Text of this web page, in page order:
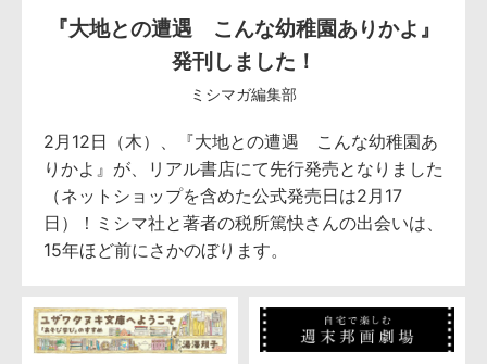
『大地との遭遇 こんな幼稚園ありかよ』
発刊しました！
ミシマガ編集部
2月12日（木）、『大地との遭遇 こんな幼稚園あ
りかよ』が、リアル書店にて先行発売となりました
（ネットショップを含めた公式発売日は2月17
日）！ミシマ社と著者の税所篤快さんの出会いは、
15年ほど前にさかのぼります。